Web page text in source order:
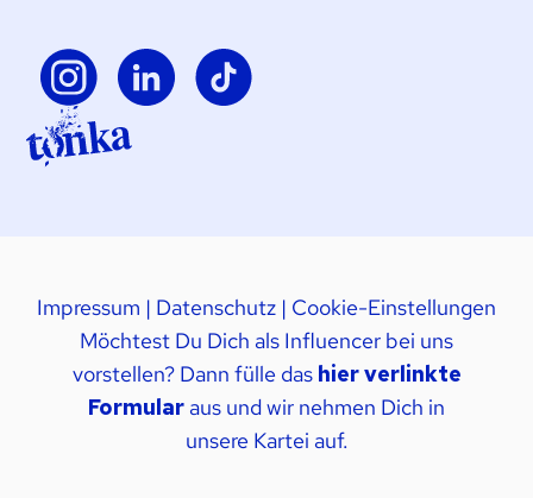
Impressum | Datenschutz | Cookie-Einstellungen
Möchtest Du Dich als Influencer bei uns
vorstellen? Dann fülle das hier verlinkte
Formular aus und wir nehmen Dich in
unsere Kartei auf.